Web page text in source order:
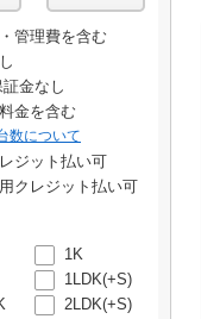
管理費を含む
金なし
金を含む
数について
ジット払い可
クレジット払い可
1K
1LDK(+S)
2LDK(+S)